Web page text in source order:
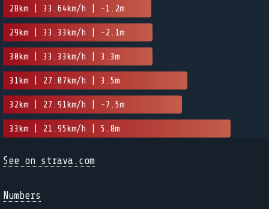
28km | 33.64km/h | -1.2m
29km | 33.33km/h | -2.1m
30km | 33.33km/h | 3.3m
31km | 27.07km/h | 3.5m
32km | 27.91km/h | -7.5m
33km | 21.95km/h | 5.8m
See on strava.com
Numbers